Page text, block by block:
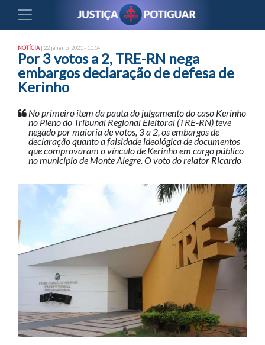
NOTÍCIA | 22 janeiro, 2021 - 11:14
Por 3 votos a 2, TRE-RN nega
embargos declaração de defesa de
Kerinho
No primeiro item da pauta do julgamento do caso Kerinho
no Pleno do Tribunal Regional Eleitoral (TRE-RN) teve
negado por maioria de votos, 3 a 2, os embargos de
declaração quanto a falsidade ideológica de documentos
que comprovaram o vínculo de Kerinho em cargo público
no município de Monte Alegre. O voto do relator Ricardo